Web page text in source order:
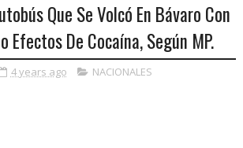
Que Se Volcó En Bávaro Con
Efectos De Cocaína, Según MP.
4 years ago NACIONALES